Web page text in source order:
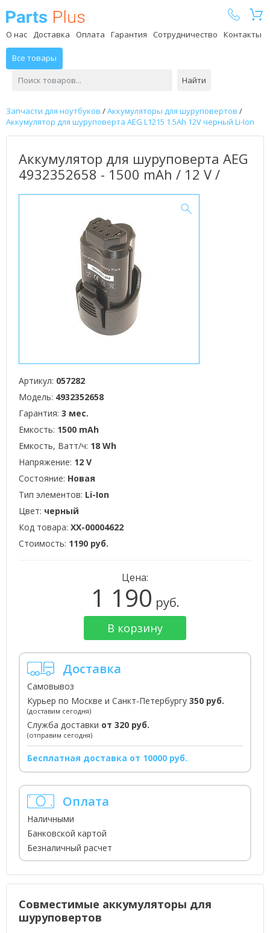
О нас Доставка Оплата Гарантия Сотрудничество Контакты
Все товары
Найти
Запчасти для ноутбуков /Аккумуляторы для шуруповертов /
Аккумулятор для шуруповерта AEG L1215 1.5Ah 12V черный Li-Ion
Аккумулятор для шуруповерта AEG
4932352658 - 1500 mAh / 12 V /
Артикул: 057282
Модель: 4932352658
Гарантия: 3 мес.
Емкость: 1500 mAh
Емкость, Ватт/ч: 18 Wh
Напряжение: 12 V
Состояние: Новая
Тип элементов: Li-Ion
Цвет: черный
Код товара: XX-00004622
Стоимость: 1190 руб.
Цена:
1 190 руб.
В корзину
Доставка
Самовывоз
Курьер по Москве и Санкт-Петербургу 350 руб.
(доставим сегодня)
Служба доставки от 320 руб.
(отправим сегодня)
Бесплатная доставка от 10000 руб.
Оплата
Наличными
Банковской картой
Безналичный расчет
Совместимые аккумуляторы для
шуруповертов